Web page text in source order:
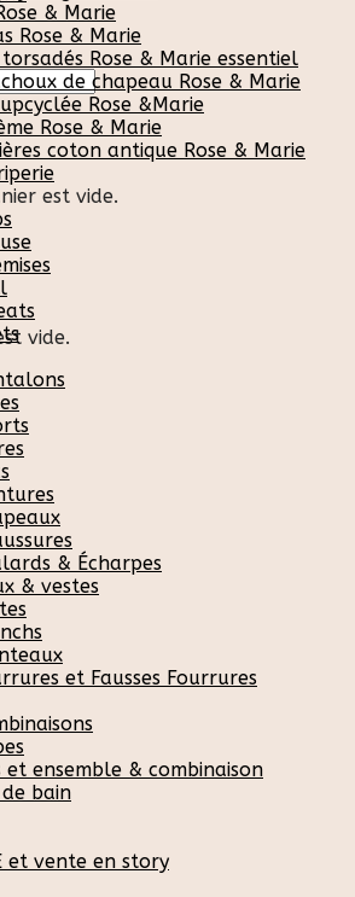
est vide.
vide.
& Marie
Rose & Marie
Rose & Marie essentiel
de chapeau Rose & Marie
Rose &Marie
Rose & Marie
coton antique Rose & Marie
& Écharpes
& vestes
et Fausses Fourrures
et ensemble & combinaison
bain
et vente en story